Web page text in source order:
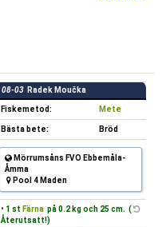
08-03 Radek Moučka
Fiskemetod: Mete
Bästa bete: Bröd
Mörrumsåns FVO Ebbemåla-
Åmma
Pool 4 Maden
• 1 st Färna på 0.2 kg och 25 cm. (
Återutsatt!)